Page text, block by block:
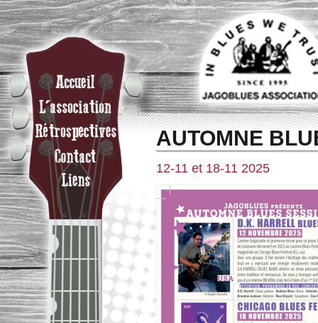
AUTOMNE
12-11 et 18-11 2025